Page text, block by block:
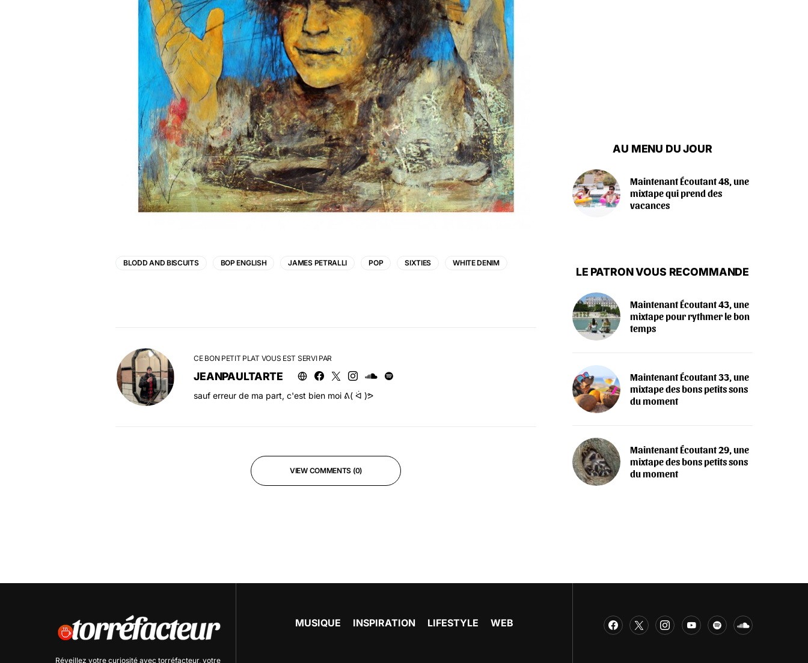
BLODD AND BISCUITS BOP ENGLISH JAMES PETRALLI POP SIXTIES WHITE DENIM
CE BON PETIT PLAT VOUS EST SERVI PAR
JEANPAULTARTE
sauf erreur de ma part, c'est bien moi ᕕ( ᐛ )ᕗ
VIEW COMMENTS (0)
AU MENU DU JOUR
Maintenant Écoutant 48, une
mixtape qui prend des
vacances
LE PATRON VOUS RECOMMANDE
Maintenant Écoutant 43, une
mixtape pour rythmer le bon
temps
Maintenant Écoutant 33, une
mixtape des bons petits sons
du moment
Maintenant Écoutant 29, une
mixtape des bons petits sons
du moment
Réveillez votre curiosité avec torréfacteur, votre
MUSIQUE INSPIRATION LIFESTYLE WEB